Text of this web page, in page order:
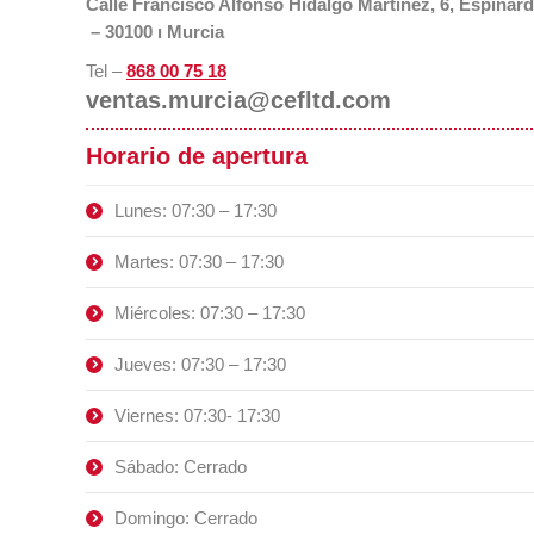
Calle Francisco Alfonso Hidalgo Martinez, 6,
– 30100 ı Murcia
Tel –868 00 75 18
ventas.murcia@cefltd.com
Horario de apertura
Lunes: 07:30 – 17:30
Martes: 07:30 – 17:30
Miércoles: 07:30 – 17:30
Jueves: 07:30 – 17:30
Viernes: 07:30- 17:30
Sábado: Cerrado
Domingo: Cerrado